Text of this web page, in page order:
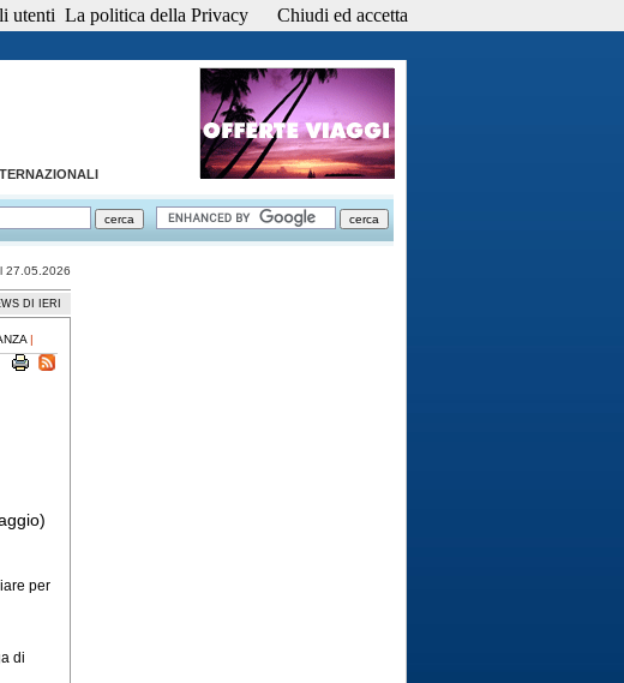
27.05.2026
DI IERI
|
per
di
utenti La politica della Privacy Chiudi ed accetta